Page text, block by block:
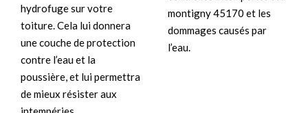
hydrofuge sur votre
toiture. Cela lui donnera
une couche de protection
contre l’eau et la
poussière, et lui permettra
de mieux résister aux
montigny 45170 et les
dommages causés par
l’eau.